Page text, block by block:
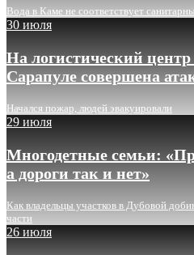
Вода в Каме не соответствует
30 июля
На логистический
Сарапуле совершена
Начался пожар, людей эвакуировали
29 июля
Многодетные семьи:
а дороги так и нет»
Как владельцы участков в Дубовой
части
26 июля